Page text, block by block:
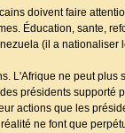
doivent faire
Éducation, sante,
(il a nationaliser
L'Afrique ne peut
présidents supporté
actions que les
ne font que